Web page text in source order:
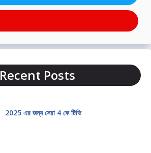
Recent Posts
2025 এর জন্য সেরা 4 কে টিভি